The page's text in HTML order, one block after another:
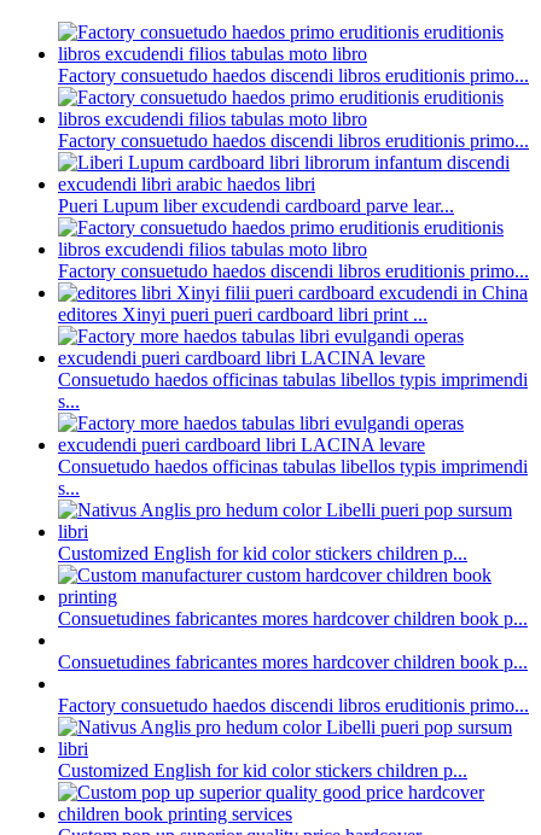
Factory consuetudo haedos discendi libros eruditionis primo...
Factory consuetudo haedos discendi libros eruditionis primo...
Pueri Lupum liber excudendi cardboard parve lear...
Factory consuetudo haedos discendi libros eruditionis primo...
editores Xinyi pueri pueri cardboard libri print ...
Consuetudo haedos officinas tabulas libellos typis imprimendi
s...
Consuetudo haedos officinas tabulas libellos typis imprimendi
s...
Customized English for kid color stickers children p...
Consuetudines fabricantes mores hardcover children book p...
Consuetudines fabricantes mores hardcover children book p...
Factory consuetudo haedos discendi libros eruditionis primo...
Customized English for kid color stickers children p...